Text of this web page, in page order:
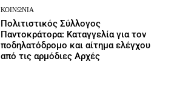
ΚΟΙΝΩΝΙΑ
Πολιτιστικός Σύλλογος
Παντοκράτορα: Καταγγελία για τον
ποδηλατόδρομο και αίτημα ελέγχου
από τις αρμόδιες Αρχές